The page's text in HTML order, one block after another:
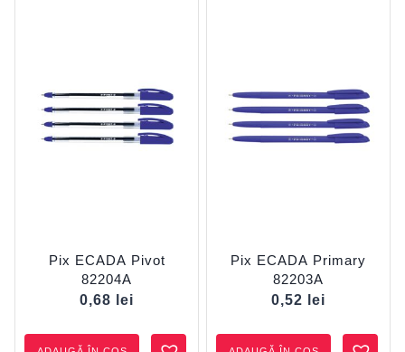
Pix ECADA Pivot
82204A
0,68
lei
Pix ECADA Primary
82203A
0,52
lei